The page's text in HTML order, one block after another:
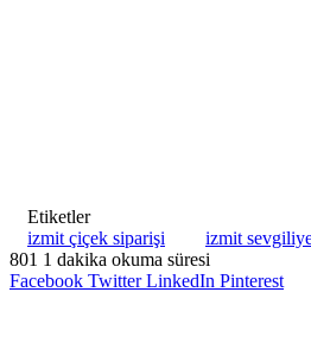
Etiketler
izmit çiçek siparişi
izmit
801 1 dakika okuma süresi
Facebook Twitter LinkedIn Pinterest